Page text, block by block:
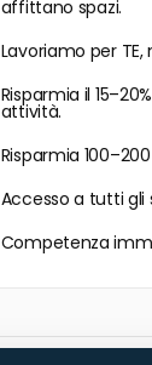
affittano spazi.
Lavoriamo per
Risparmia il
attività.
Risparmia
Accesso a tutti gli
Competenza